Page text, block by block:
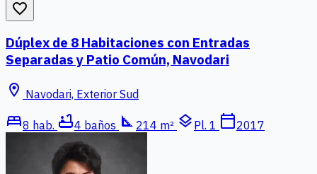
favorite_border
Dúplex de 8 Habitaciones con Entradas
Separadas y Patio Común, Navodari
location_on Navodari, Exterior Sud
bed8 hab. bathtub4 baños square_foot 214 m² layers Pl. 1 calendar_today2017